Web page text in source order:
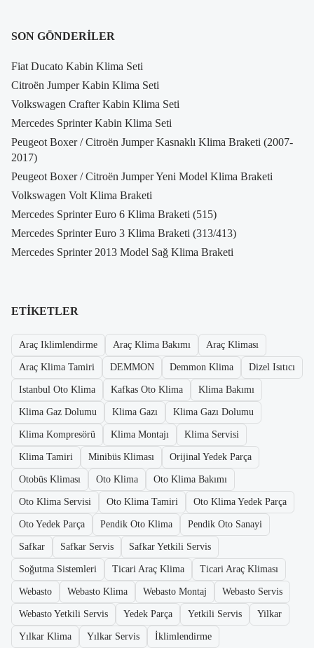
SON GÖNDERILER
Fiat Ducato Kabin Klima Seti
Citroën Jumper Kabin Klima Seti
Volkswagen Crafter Kabin Klima Seti
Mercedes Sprinter Kabin Klima Seti
Peugeot Boxer / Citroën Jumper Kasnaklı Klima Braketi (2007-
2017)
Peugeot Boxer / Citroën Jumper Yeni Model Klima Braketi
Volkswagen Volt Klima Braketi
Mercedes Sprinter Euro 6 Klima Braketi (515)
Mercedes Sprinter Euro 3 Klima Braketi (313/413)
Mercedes Sprinter 2013 Model Sağ Klima Braketi
ETIKETLER
Araç Iklimlendirme Araç Klima Bakımı Araç Kliması
Araç Klima Tamiri DEMMON Demmon Klima Dizel Isıtıcı
Istanbul Oto Klima Kafkas Oto Klima Klima Bakımı
Klima Gaz Dolumu Klima Gazı Klima Gazı Dolumu
Klima Kompresörü Klima Montajı Klima Servisi
Klima Tamiri Minibüs Kliması Orijinal Yedek Parça
Otobüs Kliması Oto Klima Oto Klima Bakımı
Oto Klima Servisi Oto Klima Tamiri Oto Klima Yedek Parça
Oto Yedek Parça Pendik Oto Klima Pendik Oto Sanayi
Safkar Safkar Servis Safkar Yetkili Servis
Soğutma Sistemleri Ticari Araç Klima Ticari Araç Kliması
Webasto Webasto Klima Webasto Montaj Webasto Servis
Webasto Yetkili Servis Yedek Parça Yetkili Servis Yilkar
Yılkar Klima Yılkar Servis İklimlendirme